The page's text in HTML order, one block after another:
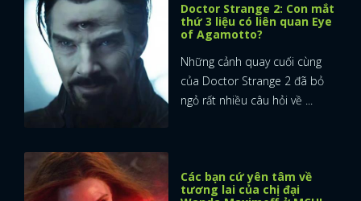
Doctor Strange 2: Con mắt
thứ 3 liệu có liên quan Eye
of Agamotto?
Những cảnh quay cuối cùng
của Doctor Strange 2 đã bỏ
ngỏ rất nhiều câu hỏi về ...
Các bạn cứ yên tâm về
tương lai của chị đại